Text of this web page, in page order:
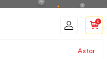
Axtar
0